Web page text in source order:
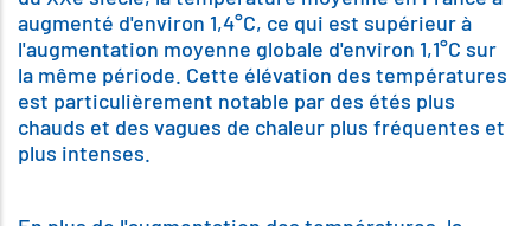
augmenté d'environ 1,4°C, ce qui est supérieur à
l'augmentation moyenne globale d'environ 1,1°C sur
la même période. Cette élévation des températures
est particulièrement notable par des étés plus
chauds et des vagues de chaleur plus fréquentes et
plus intenses.